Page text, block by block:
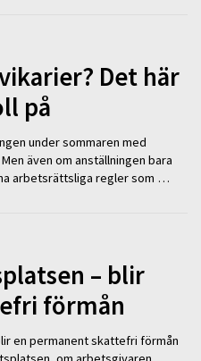
Det här
på
under sommaren med
även om anställningen bara
arbetsrättsliga regler som …
– blir
förmån
en permanent skattefri förmån